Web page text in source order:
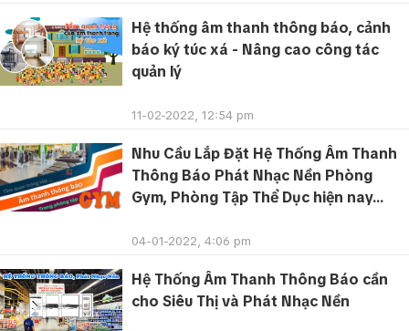
Hệ thống âm thanh thông báo, cảnh
báo ký túc xá - Nâng cao công tác
quản lý
11-02-2022, 12:54 pm
Nhu Cầu Lắp Đặt Hệ Thống Âm Thanh
Thông Báo Phát Nhạc Nền Phòng
Gym, Phòng Tập Thể Dục hiện nay...
04-01-2022, 4:06 pm
Hệ Thống Âm Thanh Thông Báo cần
cho Siêu Thị và Phát Nhạc Nền